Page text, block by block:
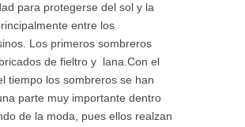
para protegerse del sol y la
entre los
Los primeros sombreros
de fieltro y lana.Con el
tiempo los sombreros se han
parte muy importante dentro
de la moda, pues ellos realzan